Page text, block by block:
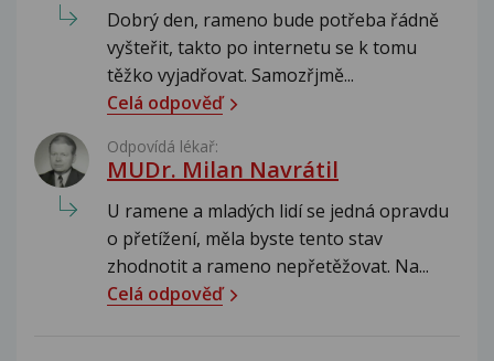
Dobrý den, rameno bude potřeba řádně
vyšteřit, takto po internetu se k tomu
těžko vyjadřovat. Samozřjmě...
Celá odpověď
Odpovídá lékař:
MUDr. Milan Navrátil
U ramene a mladých lidí se jedná opravdu
o přetížení, měla byste tento stav
zhodnotit a rameno nepřetěžovat. Na...
Celá odpověď